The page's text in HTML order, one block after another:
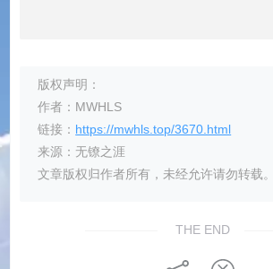
版权声明：
作者：MWHLS
链接： https://mwhls.top/3670.html
来源：无镣之涯
文章版权归作者所有，未经允许请勿转载。
THE END